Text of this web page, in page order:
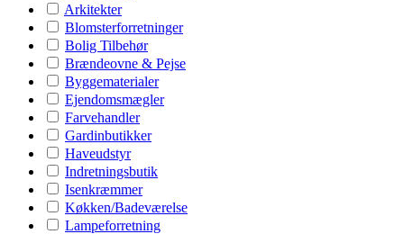
Arkitekter
Blomsterforretninger
Bolig Tilbehør
Brændeovne & Pejse
Byggematerialer
Ejendomsmægler
Farvehandler
Gardinbutikker
Haveudstyr
Indretningsbutik
Isenkræmmer
Køkken/Badeværelse
Lampeforretning